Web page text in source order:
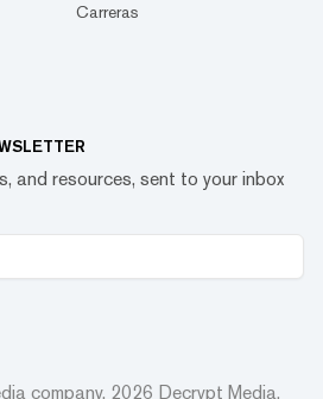
Carreras
and resources, sent to your inbox
company. 2026 Decrypt Media,